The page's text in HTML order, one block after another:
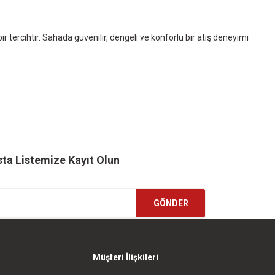
tercihtir. Sahada güvenilir, dengeli ve konforlu bir atış deneyimi
Listemize Kayıt Olun
GÖNDER
Müşteri İlişkileri